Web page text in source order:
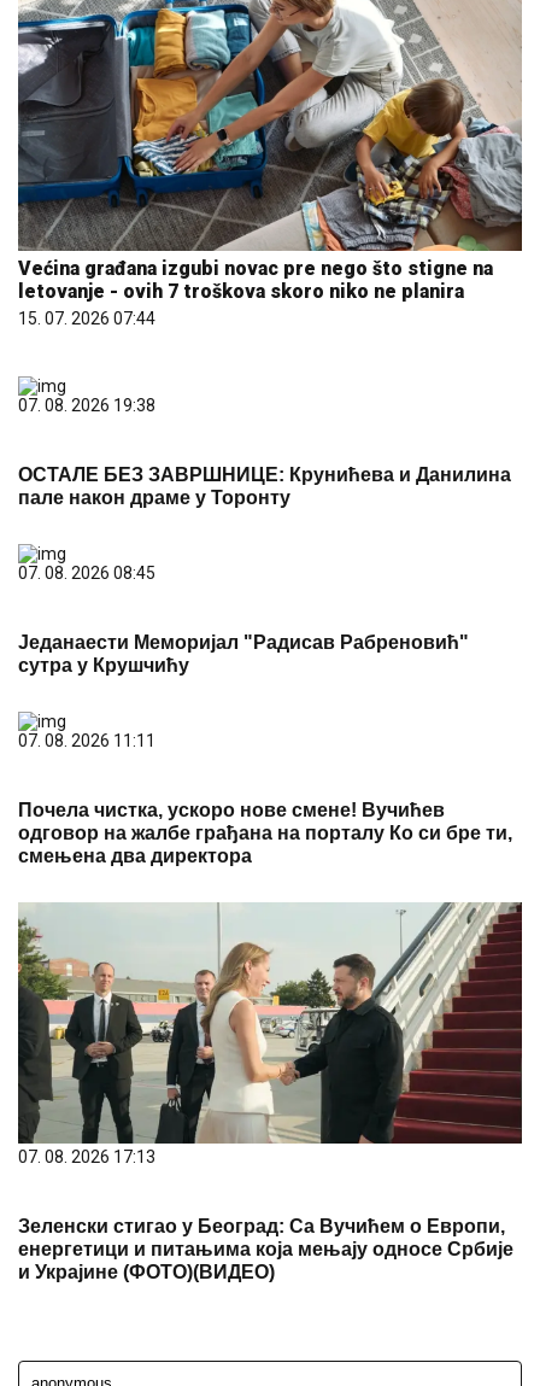
Većina građana izgubi novac pre nego što stigne na
letovanje - ovih 7 troškova skoro niko ne planira
15. 07. 2026 07:44
07. 08. 2026 19:38
ОСТАЛЕ БЕЗ ЗАВРШНИЦЕ: Крунићева и Данилина
пале након драме у Торонту
07. 08. 2026 08:45
Једанаести Меморијал "Радисав Рабреновић"
сутра у Крушчићу
07. 08. 2026 11:11
Почела чистка, ускоро нове смене! Вучићев
одговор на жалбе грађана на порталу Ко си бре ти,
смењена два директора
07. 08. 2026 17:13
Зеленски стигао у Београд: Са Вучићем о Европи,
енергетици и питањима која мењају односе Србије
и Украјине (ФОТО)(ВИДЕО)